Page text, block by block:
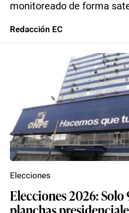
monitoreado de forma
Redacción EC
Elecciones 2026: Solo
Elecciones